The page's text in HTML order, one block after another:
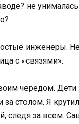
не
инженеры. Не
с «связями».
чередом. Дети
за столом. Я
следя за всем.